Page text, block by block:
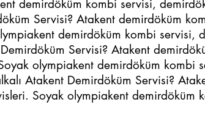
demirdöküm kombi servisi,
Servisi? Atakent demirdöküm
demirdöküm kombi servisi,
Servisi? Atakent
olympiakent demirdöküm kombi
Atakent Demirdöküm Servisi?
Soyak olympiakent demirdöküm